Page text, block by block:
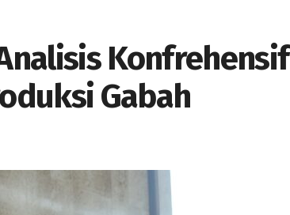
Konfrehensif
Gabah